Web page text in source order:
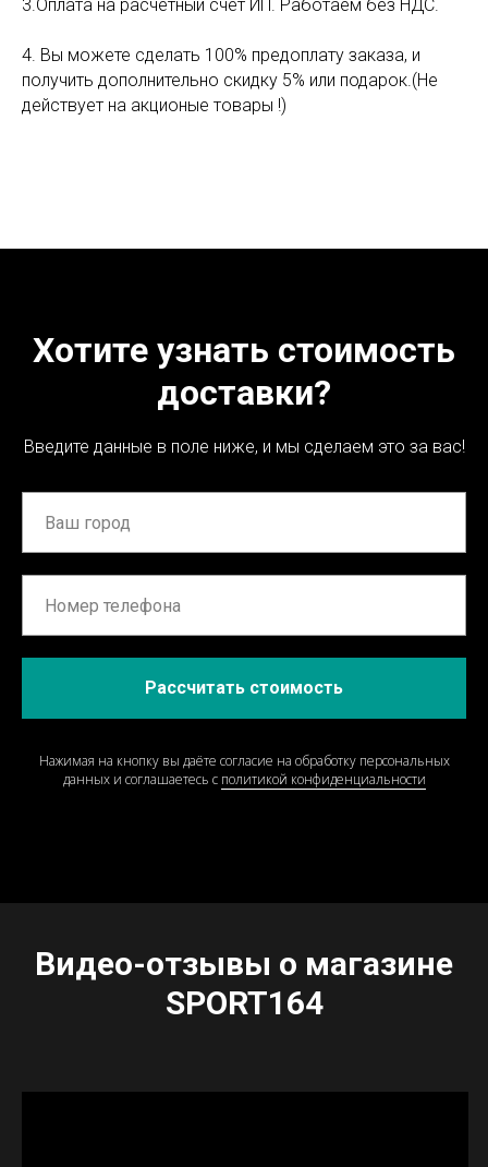
3.Оплата на расчётный счёт ИП. Работаем без НДС.
4. Вы можете сделать 100% предоплату заказа, и
получить дополнительно скидку 5% или подарок.(Не
действует на акционые товары !)
Хотите узнать стоимость
доставки?
Введите данные в поле ниже, и мы сделаем это за вас!
Рассчитать стоимость
Нажимая на кнопку вы даёте согласие на обработку персональных
данных и соглашаетесь c политикой конфиденциальности
Видео-отзывы о магазине
SPORT164